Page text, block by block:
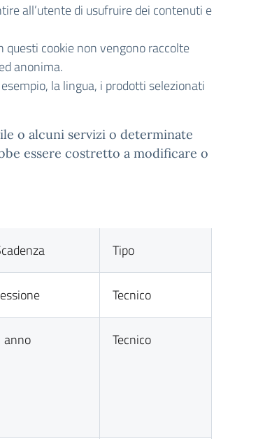
all’utente di usufruire dei contenuti e
questi cookie non vengono raccolte
anonima.
la lingua, i prodotti selezionati
o alcuni servizi o determinate
essere costretto a modificare o
Tipo
Tecnico
anno Tecnico